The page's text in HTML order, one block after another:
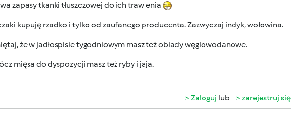
zapasy tkanki tłuszczowej do ich trawienia
kupuję rzadko i tylko od zaufanego producenta. Zazwyczaj indyk, wołowina.
że w jadłospisie tygodniowym masz też obiady węglowodanowe.
mięsa do dyspozycji masz też ryby i jaja.
Zaloguj lub zarejestruj się